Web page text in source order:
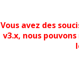
Vous avez des
v3.x, nous